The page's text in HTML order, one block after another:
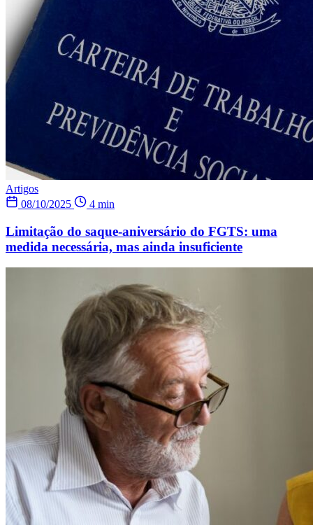
Artigos
08/10/2025
4 min
Limitação do saque-aniversário do FGTS: uma
medida necessária, mas ainda insuficiente